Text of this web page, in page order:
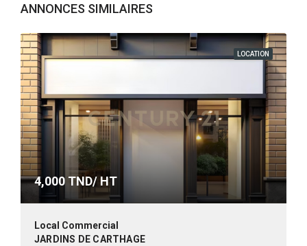
ANNONCES SIMILAIRES
LOCATION
4,000 TND/ HT
Local Commercial
JARDINS DE CARTHAGE